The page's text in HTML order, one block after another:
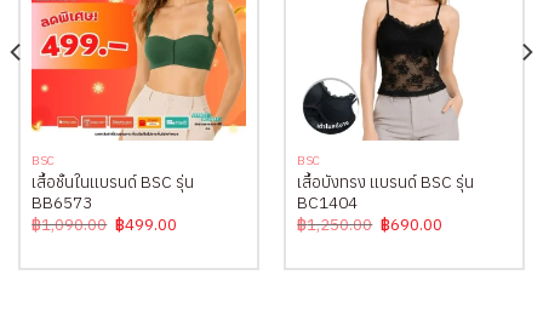
BSC
เสื้อชั้นในแบรนด์ BSC รุ่น
BB6573
฿1,090.00 Original
price
฿1,090.00.
฿499.00
฿499.00.
BSC
เสื้อบังทรง แบรนด์ BSC รุ่น
BC1404
฿1,250.00 Original
price
฿1,250.00.
฿690.00
฿690.00.